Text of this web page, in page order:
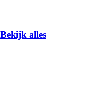
Bekijk alles